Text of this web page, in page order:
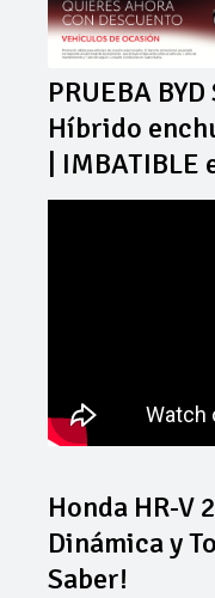
PRUEBA
Híbrido
|
Honda HR-V
Dinámica y
Saber!